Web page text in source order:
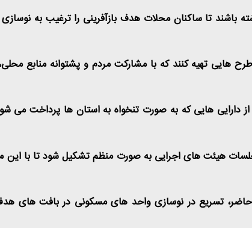
باشند تا ساکنان محلات هدف بازآفرینی را ترغیب به
هایی تهیه کنند که با مشارکت مردم و پشتوانه منابع
از دارایی هایی که به صورت تنخواه به استان ها پرداخت می
هیئت های اجرایی به صورت منظم تشکیل شود تا با این
تسریع در نوسازی واحد های مسکونی در بافت های